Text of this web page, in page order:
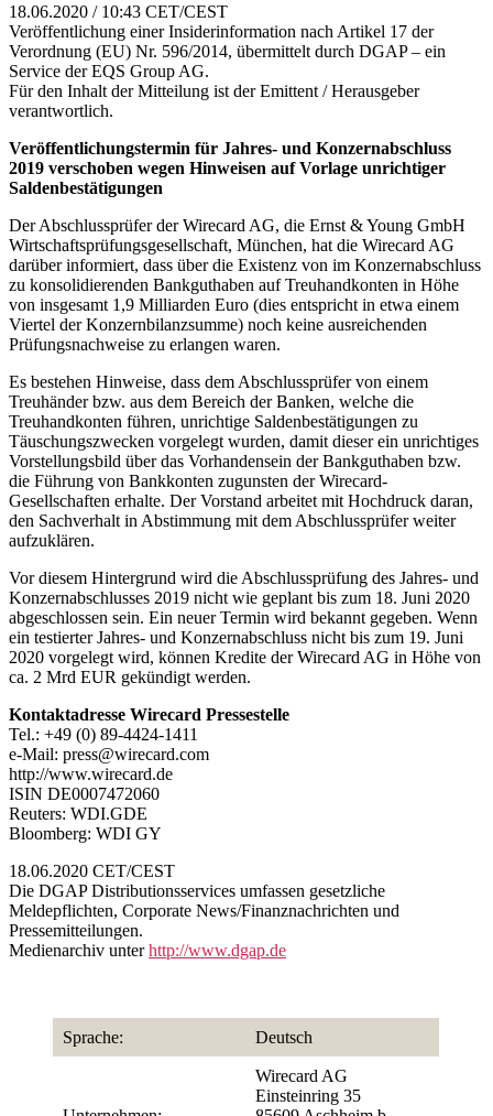
18.06.2020 / 10:43 CET/CEST
Veröffentlichung einer Insiderinformation nach Artikel 17 der
Verordnung (EU) Nr. 596/2014, übermittelt durch DGAP – ein
Service der EQS Group AG.
Für den Inhalt der Mitteilung ist der Emittent / Herausgeber
verantwortlich.
Veröffentlichungstermin für Jahres- und Konzernabschluss
2019 verschoben wegen Hinweisen auf Vorlage unrichtiger
Saldenbestätigungen
Der Abschlussprüfer der Wirecard AG, die Ernst & Young GmbH
Wirtschaftsprüfungsgesellschaft, München, hat die Wirecard AG
darüber informiert, dass über die Existenz von im Konzernabschluss
zu konsolidierenden Bankguthaben auf Treuhandkonten in Höhe
von insgesamt 1,9 Milliarden Euro (dies entspricht in etwa einem
Viertel der Konzernbilanzsumme) noch keine ausreichenden
Prüfungsnachweise zu erlangen waren.
Es bestehen Hinweise, dass dem Abschlussprüfer von einem
Treuhänder bzw. aus dem Bereich der Banken, welche die
Treuhandkonten führen, unrichtige Saldenbestätigungen zu
Täuschungszwecken vorgelegt wurden, damit dieser ein unrichtiges
Vorstellungsbild über das Vorhandensein der Bankguthaben bzw.
die Führung von Bankkonten zugunsten der Wirecard-
Gesellschaften erhalte. Der Vorstand arbeitet mit Hochdruck daran,
den Sachverhalt in Abstimmung mit dem Abschlussprüfer weiter
aufzuklären.
Vor diesem Hintergrund wird die Abschlussprüfung des Jahres- und
Konzernabschlusses 2019 nicht wie geplant bis zum 18. Juni 2020
abgeschlossen sein. Ein neuer Termin wird bekannt gegeben. Wenn
ein testierter Jahres- und Konzernabschluss nicht bis zum 19. Juni
2020 vorgelegt wird, können Kredite der Wirecard AG in Höhe von
ca. 2 Mrd EUR gekündigt werden.
Kontaktadresse Wirecard Pressestelle
Tel.: +49 (0) 89-4424-1411
e-Mail: press@wirecard.com
http://www.wirecard.de
ISIN DE0007472060
Reuters: WDI.GDE
Bloomberg: WDI GY
18.06.2020 CET/CEST
Die DGAP Distributionsservices umfassen gesetzliche
Meldepflichten, Corporate News/Finanznachrichten und
Pressemitteilungen.
Medienarchiv unterhttp://www.dgap.de
Sprache: Deutsch
Wirecard AG
Einsteinring 35